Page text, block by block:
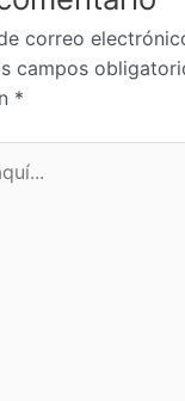
correo
campos
*